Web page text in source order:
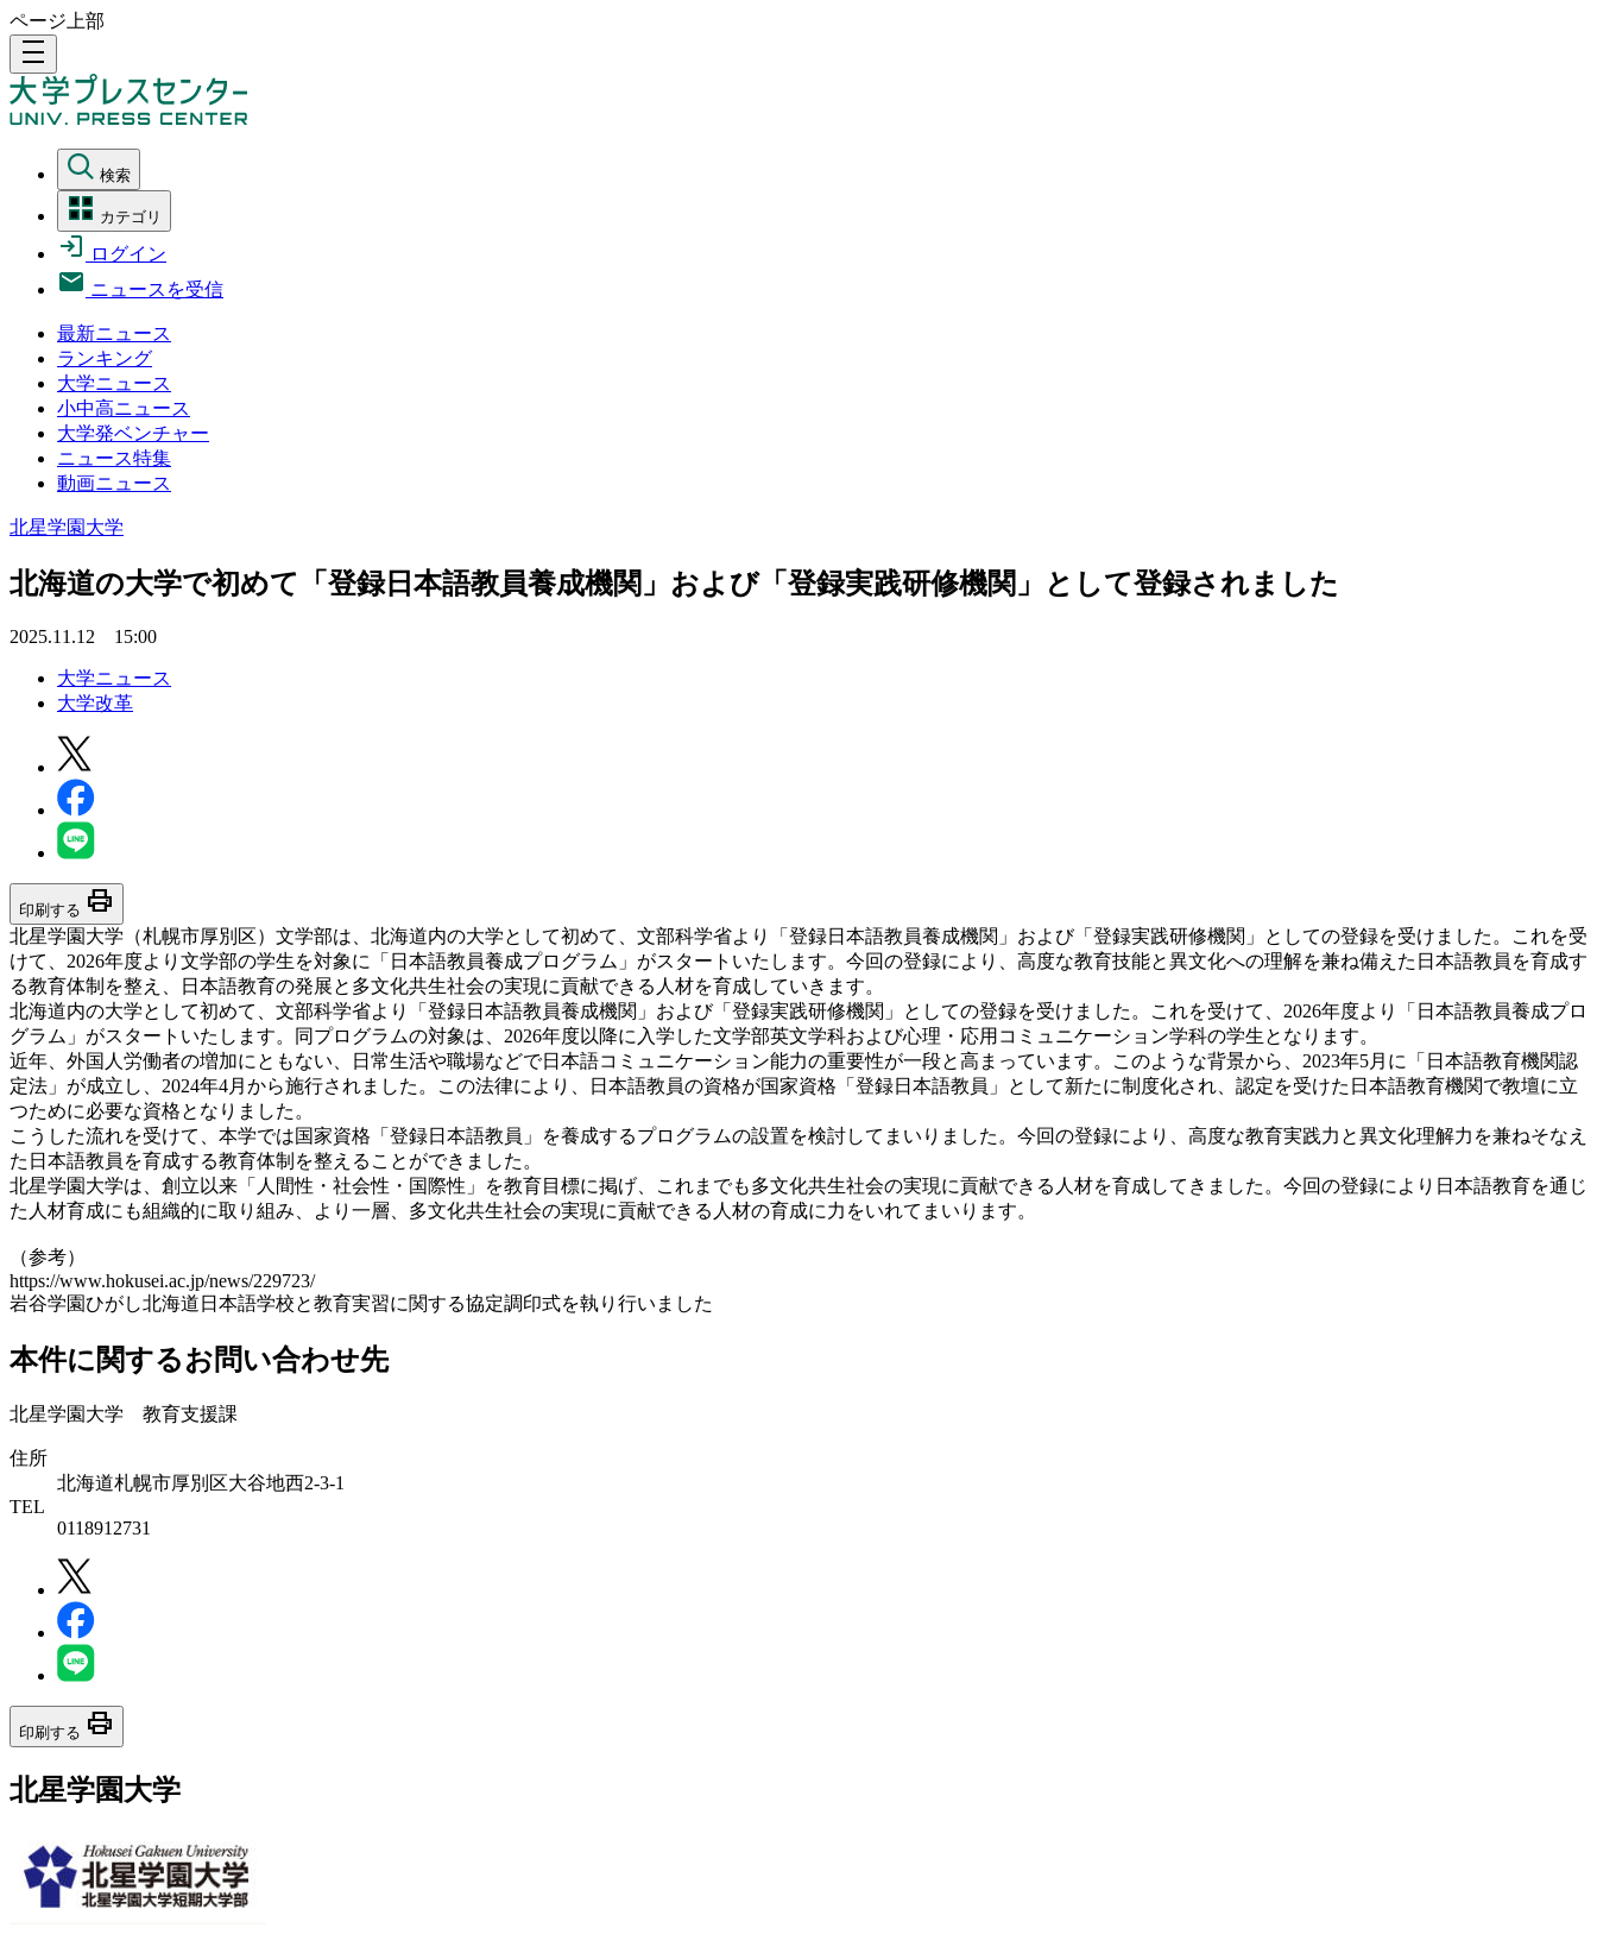
ページ上部
density_medium
検索
カテゴリ
ログイン
ニュースを受信
最新ニュース
ランキング
大学ニュース
小中高ニュース
大学発ベンチャー
ニュース特集
動画ニュース
北星学園大学
北海道の大学で初めて「登録日本語教員養成機関」および「登録実践研修機関」として登録されました
2025.11.12 15:00
大学ニュース
大学改革
印刷する print
北星学園大学（札幌市厚別区）文学部は、北海道内の大学として初めて、文部科学省より「登録日本語教員養成機関」および「登録実践研修機関」としての登録を受けました。これを受
けて、2026年度より文学部の学生を対象に「日本語教員養成プログラム」がスタートいたします。今回の登録により、高度な教育技能と異文化への理解を兼ね備えた日本語教員を育成す
る教育体制を整え、日本語教育の発展と多文化共生社会の実現に貢献できる人材を育成していきます。
北海道内の大学として初めて、文部科学省より「登録日本語教員養成機関」および「登録実践研修機関」としての登録を受けました。これを受けて、2026年度より「日本語教員養成プロ
グラム」がスタートいたします。同プログラムの対象は、2026年度以降に入学した文学部英文学科および心理・応用コミュニケーション学科の学生となります。
近年、外国人労働者の増加にともない、日常生活や職場などで日本語コミュニケーション能力の重要性が一段と高まっています。このような背景から、2023年5月に「日本語教育機関認
定法」が成立し、2024年4月から施行されました。この法律により、日本語教員の資格が国家資格「登録日本語教員」として新たに制度化され、認定を受けた日本語教育機関で教壇に立
つために必要な資格となりました。
こうした流れを受けて、本学では国家資格「登録日本語教員」を養成するプログラムの設置を検討してまいりました。今回の登録により、高度な教育実践力と異文化理解力を兼ねそなえ
た日本語教員を育成する教育体制を整えることができました。
北星学園大学は、創立以来「人間性・社会性・国際性」を教育目標に掲げ、これまでも多文化共生社会の実現に貢献できる人材を育成してきました。今回の登録により日本語教育を通じ
た人材育成にも組織的に取り組み、より一層、多文化共生社会の実現に貢献できる人材の育成に力をいれてまいります。
（参考）
https://www.hokusei.ac.jp/news/229723/
岩谷学園ひがし北海道日本語学校と教育実習に関する協定調印式を執り行いました
本件に関するお問い合わせ先
北星学園大学 教育支援課
住所
北海道札幌市厚別区大谷地西2-3-1
TEL
0118912731
印刷する print
北星学園大学